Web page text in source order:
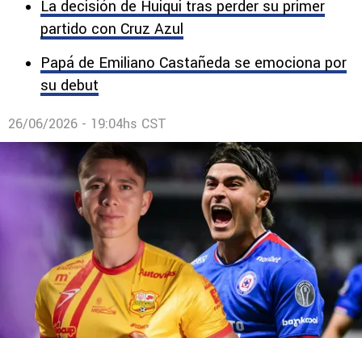
La decisión de Huiqui tras perder su primer
partido con Cruz Azul
Papá de Emiliano Castañeda se emociona por
su debut
26/06/2026 - 19:04hs CST